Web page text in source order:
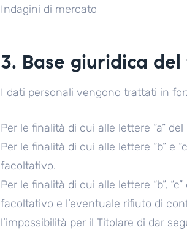
Indagini di mercato
3. Base giuridica
I dati personali vengono trattati in
Per le finalità di cui alle lettere “a”
Per le finalità di cui alle lettere “b” e
facoltativo.
Per le finalità di cui alle lettere “b”,
facoltativo e l’eventuale rifiuto di
l’impossibilità per il Titolare di dar